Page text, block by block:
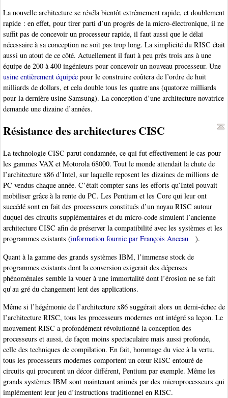
La nouvelle architecture se révéla bientôt extrêmement rapide, et doublement
rapide : en effet, pour tirer parti d’un progrès de la micro-électronique, il ne
suffit pas de concevoir un processeur rapide, il faut aussi que le délai
nécessaire à sa conception ne soit pas trop long. La simplicité du RISC était
aussi un atout de ce côté. Actuellement il faut à peu près trois ans à une
équipe de 200 à 400 ingénieurs pour concevoir un nouveau processeur. Une
usine entièrement équipée pour le construire coûtera de l’ordre de huit
milliards de dollars, et cela double tous les quatre ans (quatorze milliards
pour la dernière usine Samsung). La conception d’une architecture novatrice
demande une dizaine d’années.
Résistance des architectures CISC
La technologie CISC parut condamnée, ce qui fut effectivement le cas pour
les gammes VAX et Motorola 68000. Tout le monde attendait la chute de
l’architecture x86 d’Intel, sur laquelle reposent les dizaines de millions de
PC vendus chaque année. C’était compter sans les efforts qu’Intel pouvait
mobiliser grâce à la rente du PC. Les Pentium et les Core qui leur ont
succédé sont en fait des processeurs constitués d’un noyau RISC autour
duquel des circuits supplémentaires et du micro-code simulent l’ancienne
architecture CISC afin de préserver la compatibilité avec les systèmes et les
programmes existants (information fournie par François Anceau
).
Quant à la gamme des grands systèmes IBM, l’immense stock de
programmes existants dont la conversion exigerait des dépenses
phénoménales semble la vouer à une immortalité dont l’érosion ne se fait
qu’au gré du changement lent des applications.
Même si l’hégémonie de l’architecture x86 suggérait alors un demi-échec de
l’architecture RISC, tous les processeurs modernes ont intégré sa leçon. Le
mouvement RISC a profondément révolutionné la conception des
processeurs et aussi, de façon moins spectaculaire mais aussi profonde,
celle des techniques de compilation. En fait, hommage du vice à la vertu,
tous les processeurs modernes comportent un cœur RISC entouré de
circuits qui procurent un décor différent, Pentium par exemple. Même les
grands systèmes IBM sont maintenant animés par des microprocesseurs qui
implémentent leur jeu d’instructions traditionnel en RISC.